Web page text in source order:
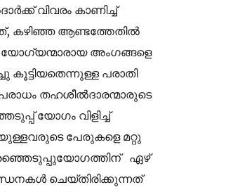
വിവരം കാണിച്ച്
കഴിഞ്ഞ ആണ്ടത്തേതിൽ
യോഗ്യന്മാരായ അംഗങ്ങളെ
കൂട്ടിയതെന്നുള്ള പരാതി
തഹശീൽദാരന്മാരുടെ
യോഗം വിളിച്ച്
പേരുകളെ മറ്റു
ഏഴ്
ചെയ്തിരിക്കുന്നത്